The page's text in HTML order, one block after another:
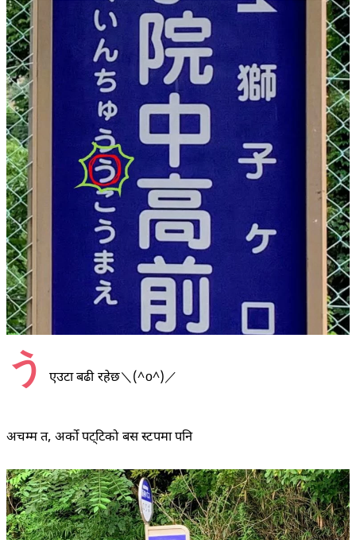
う एउटा बढी रहेछ＼(^o^)／
अचम्म त, अर्को पट्टिको बस स्टपमा पनि